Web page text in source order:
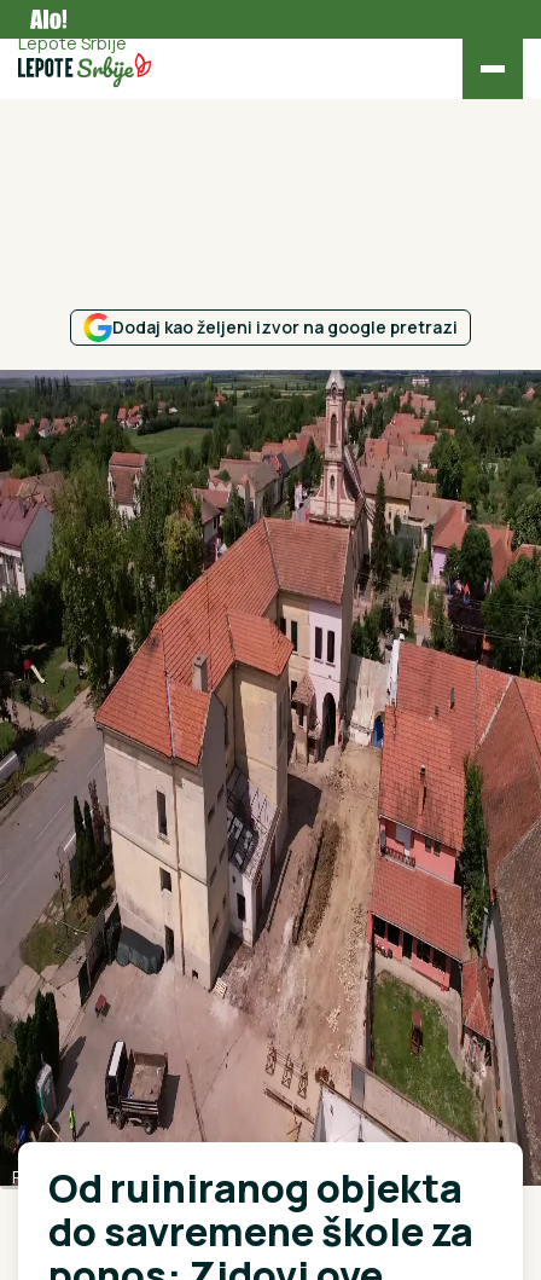
Aktuelno
Lepote Srbije
Dodaj kao željeni izvor na google pretrazi
Rina
Od ruiniranog objekta
do savremene škole za